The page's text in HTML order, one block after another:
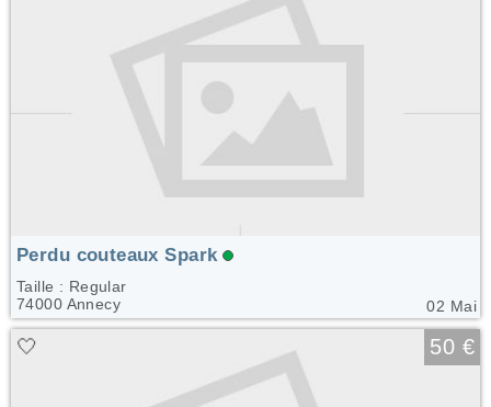
02 Mai
Perdu couteaux Spark
Taille : Regular
74000 Annecy
🤍 50 €